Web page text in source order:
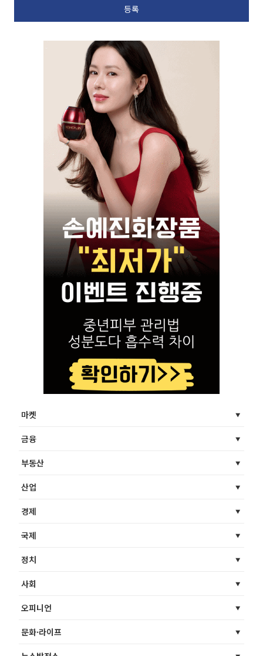
마켓
금융
부동산
산업
경제
국제
정치
사회
오피니언
문화·라이프